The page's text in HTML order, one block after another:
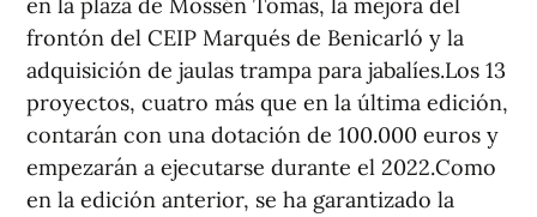
frontón del CEIP Marqués de Benicarló y la
adquisición de jaulas trampa para jabalíes.Los 13
proyectos, cuatro más que en la última edición,
contarán con una dotación de 100.000 euros y
empezarán a ejecutarse durante el 2022.Como
en la edición anterior, se ha garantizado la